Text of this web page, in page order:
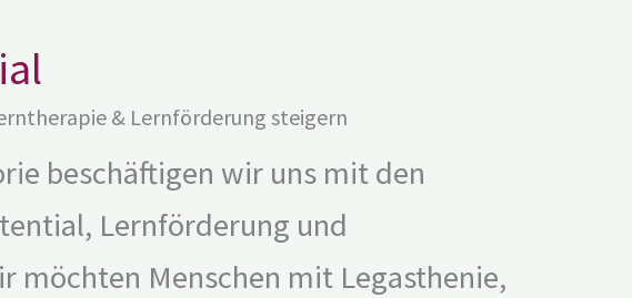
& Lernförderung steigern
beschäftigen wir uns mit den
Lernförderung und
möchten Menschen mit Legasthenie,